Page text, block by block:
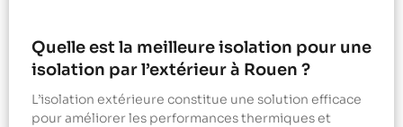
Quelle est la meilleure isolation pour une
isolation par l’extérieur à Rouen ?
L’isolation extérieure constitue une solution efficace
pour améliorer les performances thermiques et